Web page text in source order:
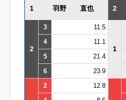
1 羽野 直也 2
2
3 11.5
1
4
11.1
5
21.4
6
23.9
2 12.8